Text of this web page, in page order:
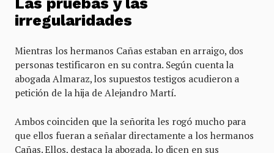
irregularidades
Mientras los hermanos Cañas estaban en arraigo, dos
personas testificaron en su contra. Según cuenta la
abogada Almaraz, los supuestos testigos acudieron a
petición de la hija de Alejandro Martí.
Ambos coinciden que la señorita les rogó mucho para
que ellos fueran a señalar directamente a los hermanos
Cañas. Ellos, destaca la abogada, lo dicen en sus